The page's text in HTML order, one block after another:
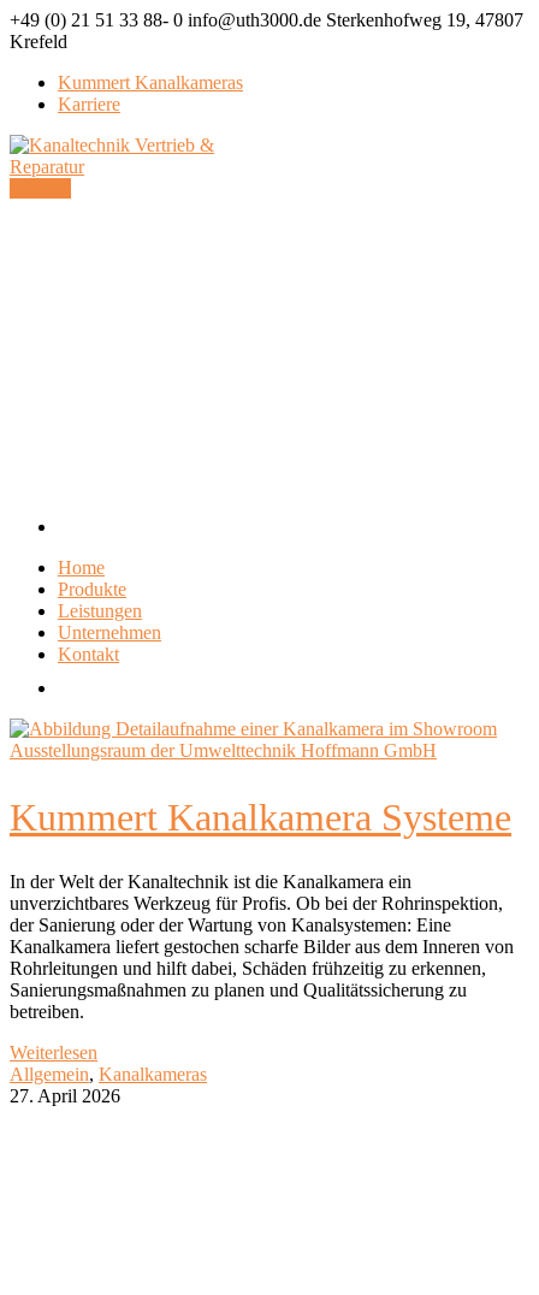
+49 (0) 21 51 33 88- 0 info@uth3000.de Sterkenhofweg 19, 47807
Krefeld
Kummert Kanalkameras
Karriere
Facebook
Profile
LinkedIn
Profile
Home
Produkte
Leistungen
Unternehmen
Kontakt
Kummert Kanalkamera Systeme
In der Welt der Kanaltechnik ist die Kanalkamera ein
unverzichtbares Werkzeug für Profis. Ob bei der Rohrinspektion,
der Sanierung oder der Wartung von Kanalsystemen: Eine
Kanalkamera liefert gestochen scharfe Bilder aus dem Inneren von
Rohrleitungen und hilft dabei, Schäden frühzeitig zu erkennen,
Sanierungsmaßnahmen zu planen und Qualitätssicherung zu
betreiben.
Weiterlesen
Allgemein, Kanalkameras
27. April 2026